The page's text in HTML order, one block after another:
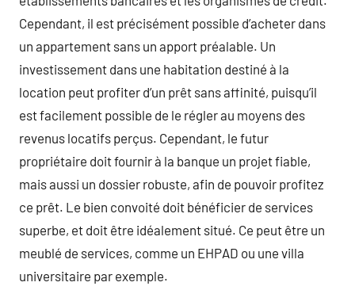
Cependant, il est précisément possible d’acheter dans
un appartement sans un apport préalable. Un
investissement dans une habitation destiné à la
location peut profiter d’un prêt sans affinité, puisqu’il
est facilement possible de le régler au moyens des
revenus locatifs perçus. Cependant, le futur
propriétaire doit fournir à la banque un projet fiable,
mais aussi un dossier robuste, afin de pouvoir profitez
ce prêt. Le bien convoité doit bénéficier de services
superbe, et doit être idéalement situé. Ce peut être un
meublé de services, comme un EHPAD ou une villa
universitaire par exemple.